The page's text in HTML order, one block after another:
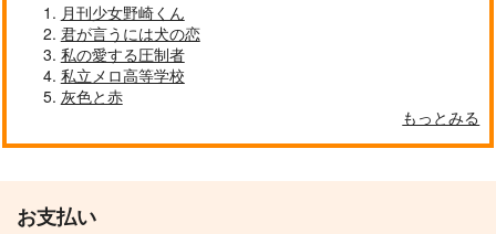
月刊少女野崎くん
君が言うには犬の恋
私の愛する圧制者
私立メロ高等学校
灰色と赤
もっとみる
お支払い